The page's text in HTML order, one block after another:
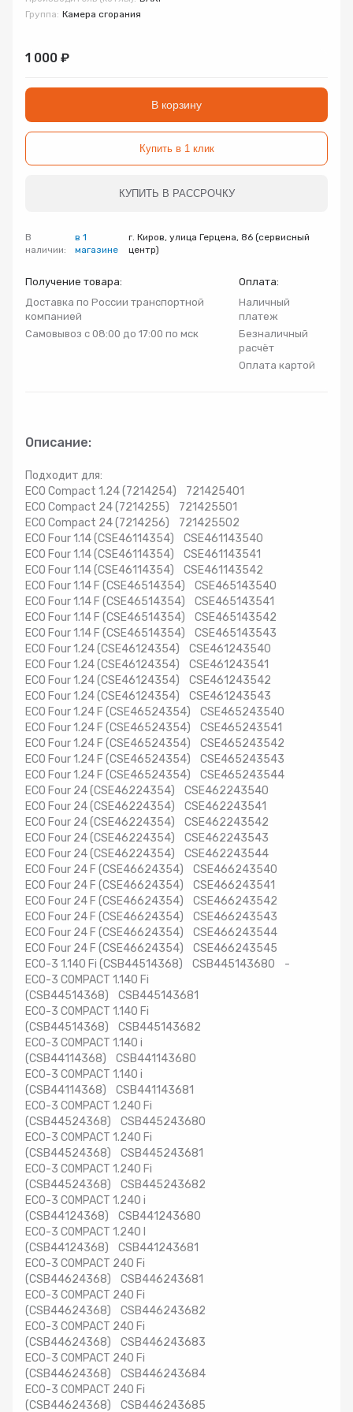
Запорно-регулирующая арматура
Запчасти
Коллекторные группы
Котельное оборудование
Насосное оборудование
Крепеж
Предохранительная арматура
Комплекты оборудования для скважины
Комплект оборудования для отопления
Группа: Камера сгорания
1 000 ₽
В корзину
Купить в 1 клик
КУПИТЬ В РАССРОЧКУ
В
наличии:
в 1
магазине
г. Киров, улица Герцена, 86 (сервисный
центр)
Получение товара:
Доставка по России транспортной
компанией
Самовывоз с 08:00 до 17:00 по мск
Оплата:
Наличный
платеж
Безналичный
расчёт
Оплата картой
Описание:
Подходит для:
ECO Compact 1.24 (7214254) 721425401
ECO Compact 24 (7214255) 721425501
ECO Compact 24 (7214256) 721425502
ECO Four 1.14 (CSE46114354) CSE461143540
ECO Four 1.14 (CSE46114354) CSE461143541
ECO Four 1.14 (CSE46114354) CSE461143542
ECO Four 1.14 F (CSE46514354) CSE465143540
ECO Four 1.14 F (CSE46514354) CSE465143541
ECO Four 1.14 F (CSE46514354) CSE465143542
ECO Four 1.14 F (CSE46514354) CSE465143543
ECO Four 1.24 (CSE46124354) CSE461243540
ECO Four 1.24 (CSE46124354) CSE461243541
ECO Four 1.24 (CSE46124354) CSE461243542
ECO Four 1.24 (CSE46124354) CSE461243543
ECO Four 1.24 F (CSE46524354) CSE465243540
ECO Four 1.24 F (CSE46524354) CSE465243541
ECO Four 1.24 F (CSE46524354) CSE465243542
ECO Four 1.24 F (CSE46524354) CSE465243543
ECO Four 1.24 F (CSE46524354) CSE465243544
ECO Four 24 (CSE46224354) CSE462243540
ECO Four 24 (CSE46224354) CSE462243541
ECO Four 24 (CSE46224354) CSE462243542
ECO Four 24 (CSE46224354) CSE462243543
ECO Four 24 (CSE46224354) CSE462243544
ECO Four 24 F (CSE46624354) CSE466243540
ECO Four 24 F (CSE46624354) CSE466243541
ECO Four 24 F (CSE46624354) CSE466243542
ECO Four 24 F (CSE46624354) CSE466243543
ECO Four 24 F (CSE46624354) CSE466243544
ECO Four 24 F (CSE46624354) CSE466243545
ECO-3 1.140 Fi (CSB44514368) CSB445143680 -
ECO-3 COMPACT 1.140 Fi
(CSB44514368) CSB445143681
ECO-3 COMPACT 1.140 Fi
(CSB44514368) CSB445143682
ECO-3 COMPACT 1.140 i
(CSB44114368) CSB441143680
ECO-3 COMPACT 1.140 i
(CSB44114368) CSB441143681
ECO-3 COMPACT 1.240 Fi
(CSB44524368) CSB445243680
ECO-3 COMPACT 1.240 Fi
(CSB44524368) CSB445243681
ECO-3 COMPACT 1.240 Fi
(CSB44524368) CSB445243682
ECO-3 COMPACT 1.240 i
(CSB44124368) CSB441243680
ECO-3 COMPACT 1.240 I
(CSB44124368) CSB441243681
ECO-3 COMPACT 240 Fi
(CSB44624368) CSB446243681
ECO-3 COMPACT 240 Fi
(CSB44624368) CSB446243682
ECO-3 COMPACT 240 Fi
(CSB44624368) CSB446243683
ECO-3 COMPACT 240 Fi
(CSB44624368) CSB446243684
ECO-3 COMPACT 240 Fi
(CSB44624368) CSB446243685
соглашение и Политику конфиденциальности.
пользовательское соглашение
конфиденциальности
пользовательское соглашение
конфиденциальности
пользовательское соглашение
конфиденциальности